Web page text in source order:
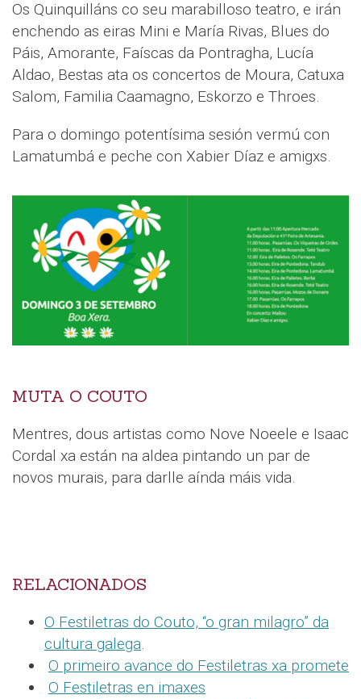
Os Quinquilláns co seu marabilloso teatro, e irán
enchendo as eiras Mini e María Rivas, Blues do
Páis, Amorante, Faíscas da Pontragha, Lucía
Aldao, Bestas ata os concertos de Moura, Catuxa
Salom, Familia Caamagno, Eskorzo e Throes.
Para o domingo potentísima sesión vermú con
Lamatumbá e peche con Xabier Díaz e amigxs.
MUTA O COUTO
Mentres, dous artistas como Nove Noeele e Isaac
Cordal xa están na aldea pintando un par de
novos murais, para darlle aínda máis vida.
RELACIONADOS
O Festiletras do Couto, “o gran milagro” da
cultura galega.
O primeiro avance do Festiletras xa promete
O Festiletras en imaxes